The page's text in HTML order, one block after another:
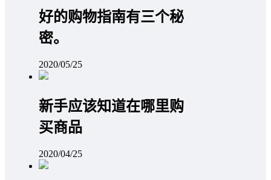
好的购物指南有三个秘
密。
2020/05/25
新手应该知道在哪里购
买商品
2020/04/25